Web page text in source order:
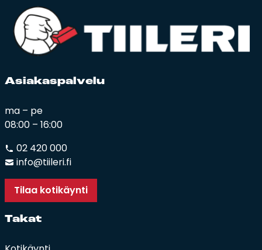
Asia­kas­pal­ve­lu
ma – pe
08:00 – 16:00
02 420 000
info@tiileri.fi
Tilaa kotikäynti
Ta­kat